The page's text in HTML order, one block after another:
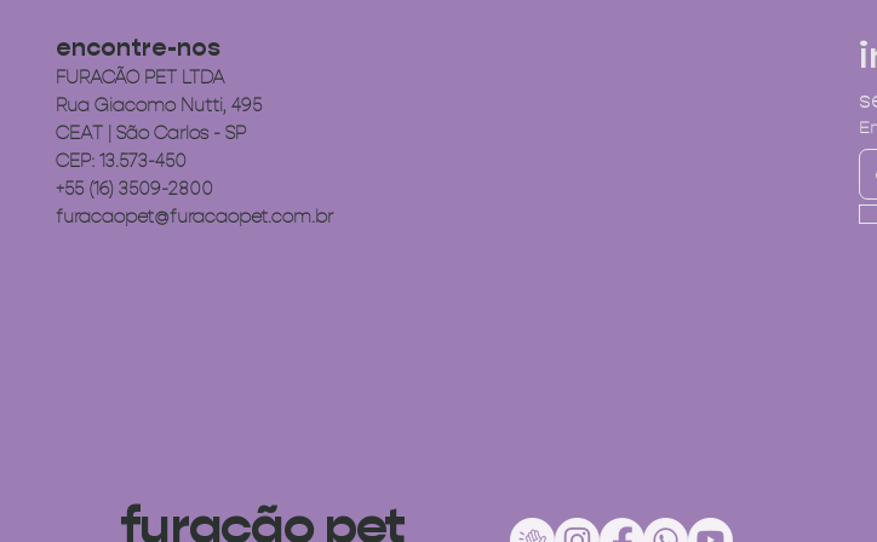
encontre-nos
FURACÃO PET LTDA
Rua Giacomo Nutti, 495
CEAT | São Carlos - SP
CEP: 13.573-450
+55 (16) 3509-2800
furacaopet@furacaopet.com.br
furacão pet